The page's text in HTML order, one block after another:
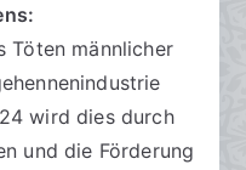
Töten männlicher
wird dies durch
und die Förderung